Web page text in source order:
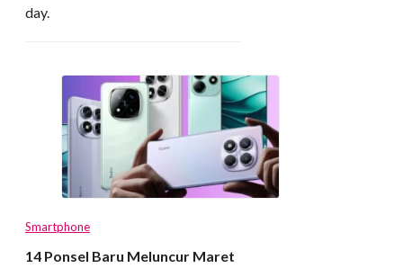
day.
Smartphone
14 Ponsel Baru Meluncur Maret